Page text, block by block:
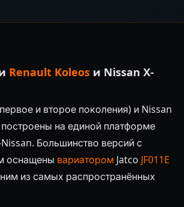
Renault Koleosи Nissan X-
и второе поколения) и Nissan
построены на единой платформе
Большинство версий с
оснащены вариатором Jatco JF011E
из самых распространённых